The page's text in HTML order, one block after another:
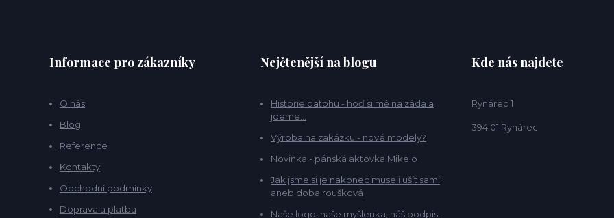
Informace pro zákazníky
O nás
Blog
Reference
Kontakty
Obchodní podmínky
Doprava a platba
Nejčtenější na blogu
Historie batohu - hoď si mě na záda a
jdeme...
Výroba na zakázku - nové modely?
Novinka - pánská aktovka Mikelo
Jak jsme si je nakonec museli ušít sami
aneb doba roušková
Naše logo, naše myšlenka, náš podpis.
Kde nás najdete
Rynárec 1
394 01 Rynárec